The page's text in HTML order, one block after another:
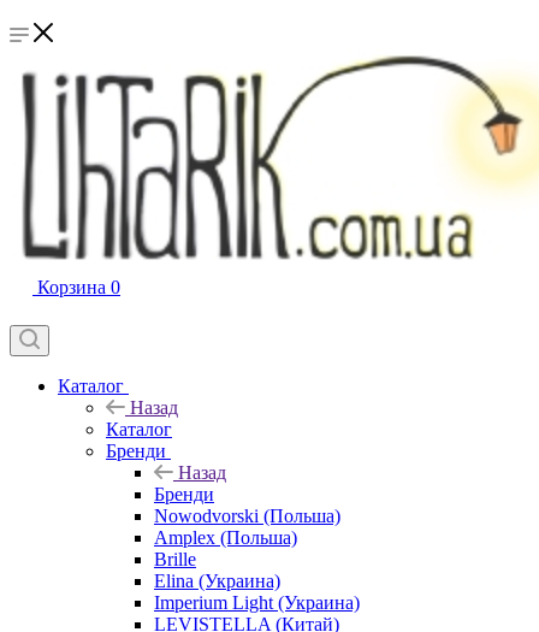
Корзина 0
Каталог
Назад
Каталог
Бренди
Назад
Бренди
Nowodvorski (Польша)
Amplex (Польша)
Brille
Elina (Украина)
Imperium Light (Украина)
LEVISTELLA (Китай)